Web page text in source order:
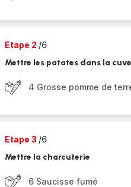
Etape 2 /6
Mettre les patates dans la
4 Grosse pomme de
Etape 3 /6
Mettre la charcuterie
6 Saucisse fumé